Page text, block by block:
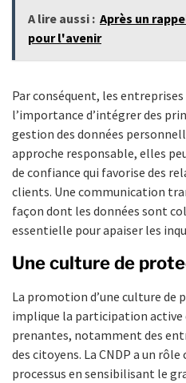
A lire aussi : Après un
pour l'avenir
Par conséquent, les
l’importance d’intégrer des
gestion des données
approche responsable, elles
de confiance qui favorise des
clients. Une communication
façon dont les données sont
essentielle pour apaiser les
Une culture de
La promotion d’une culture de
implique la participation active
prenantes, notamment des
des citoyens. La CNDP a un rôle
processus en sensibilisant le